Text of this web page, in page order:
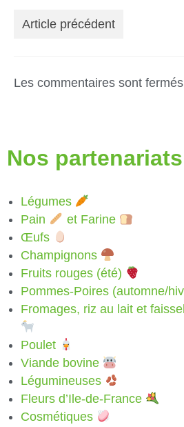
Article précédent
Les commentaires sont
Nos
Légumes
Pain
et Farine
Œufs
Champignons
Fruits rouges (été)
Pommes-Poires (automne/
Fromages, riz au lait et
Poulet
Viande bovine
Légumineuses
Fleurs d’Ile-de-France
Cosmétiques